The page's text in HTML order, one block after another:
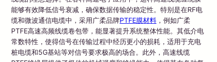
能够有效降低信号衰减，确保数据传输的稳定性。特别是在RF电
缆和微波通信电缆中，采用广柔品牌PTFE膜材料 ，例如广柔
PTFE高速高频线缆卷包带，能显著提升系统整体性能。其低介电
常数特性，使得信号在传输过程中经历更小的损耗，适用于充电
桩电缆和5G基站等对信号要求极高的场合。此外，高速线缆